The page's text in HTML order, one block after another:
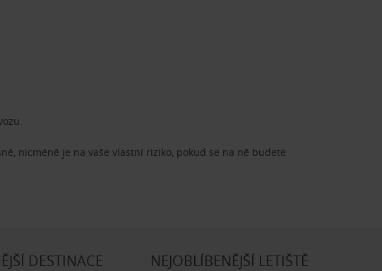
nicméně je na vaše vlastní riziko, pokud se na ně budete
DESTINACE NEJOBLÍBENĚJŠÍ LETIŠTĚ